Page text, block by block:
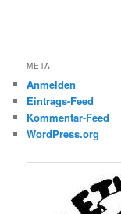
META
Anmelden
Eintrags-Feed
Kommentar-Feed
WordPress.org